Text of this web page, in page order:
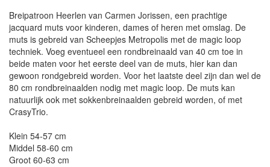
Breipatroon Heerlen van Carmen Jorissen, een prachtige
jacquard muts voor kinderen, dames of heren met omslag. De
muts is gebreid van Scheepjes Metropolis met de magic loop
techniek. Voeg eventueel een rondbreinaald van 40 cm toe in
beide maten voor het eerste deel van de muts, hier kan dan
gewoon rondgebreid worden. Voor het laatste deel zijn dan wel de
80 cm rondbreinaalden nodig met magic loop. De muts kan
natuurlijk ook met sokkenbreinaalden gebreid worden, of met
CrasyTrio.
Klein 54-57 cm
Middel 58-60 cm
Groot 60-63 cm